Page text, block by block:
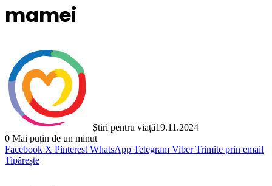
mamei
Știri pentru viață19.11.2024
0 Mai puțin de un minut
Facebook X Pinterest WhatsApp Telegram Viber Trimite prin email
Tipărește